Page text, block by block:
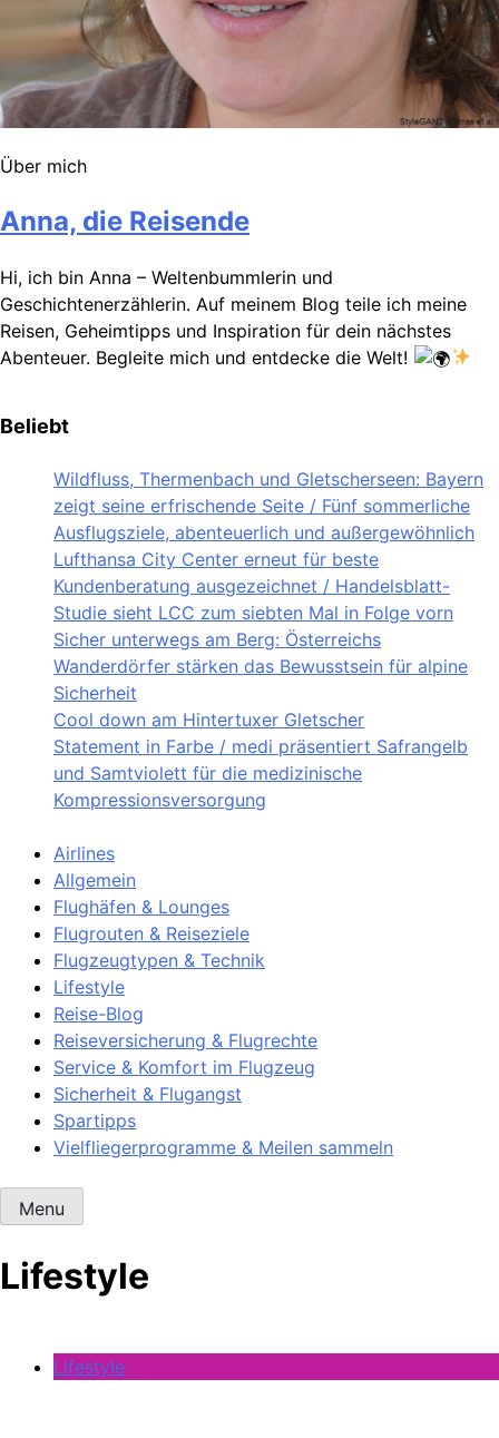
Über mich
Anna, die Reisende
Hi, ich bin Anna – Weltenbummlerin und
Geschichtenerzählerin. Auf meinem Blog teile ich meine
Reisen, Geheimtipps und Inspiration für dein nächstes
Abenteuer. Begleite mich und entdecke die Welt!
Beliebt
Wildfluss, Thermenbach und Gletscherseen: Bayern
zeigt seine erfrischende Seite / Fünf sommerliche
Ausflugsziele, abenteuerlich und außergewöhnlich
Lufthansa City Center erneut für beste
Kundenberatung ausgezeichnet / Handelsblatt-
Studie sieht LCC zum siebten Mal in Folge vorn
Sicher unterwegs am Berg: Österreichs
Wanderdörfer stärken das Bewusstsein für alpine
Sicherheit
Cool down am Hintertuxer Gletscher
Statement in Farbe / medi präsentiert Safrangelb
und Samtviolett für die medizinische
Kompressionsversorgung
Airlines
Allgemein
Flughäfen & Lounges
Flugrouten & Reiseziele
Flugzeugtypen & Technik
Lifestyle
Reise-Blog
Reiseversicherung & Flugrechte
Service & Komfort im Flugzeug
Sicherheit & Flugangst
Spartipps
Vielfliegerprogramme & Meilen sammeln
Menu
Lifestyle
Lifestyle